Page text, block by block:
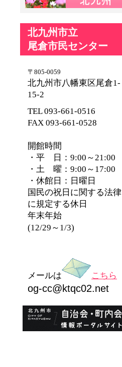
北九州市立
尾倉市民センター
〒805-0059
北九州市八幡東区尾倉1-
15-2
TEL 093-661-0516
FAX 093-661-0528
開館時間
・平 日：9:00～21:00
・土 曜：9:00～17:00
・休館日：日曜日
国民の祝日に関する法律
に規定する休日
年末年始
(12/29～1/3)
メールは こちら
og-cc@ktqc02.net